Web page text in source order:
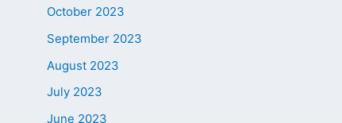
October 2023
September 2023
August 2023
July 2023
June 2023